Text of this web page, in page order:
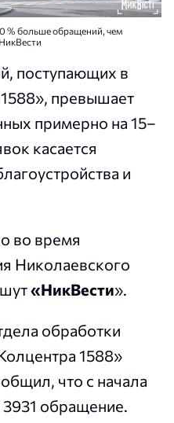
% больше обращений, чем
поступающих в
превышает
примерно на 15–
касается
и
во время
Николаевского
«НикВести».
обработки
1588»
что с начала
обращение.